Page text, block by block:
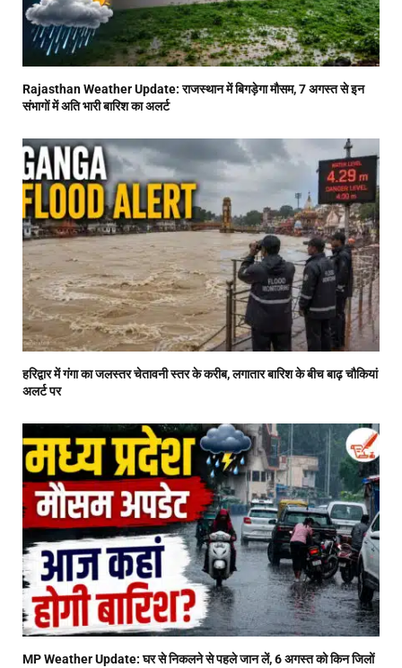
Rajasthan Weather Update: राजस्थान में बिगड़ेगा मौसम, 7 अगस्त से इन
संभागों में अति भारी बारिश का अलर्ट
हरिद्वार में गंगा का जलस्तर चेतावनी स्तर के करीब, लगातार बारिश के बीच बाढ़ चौकियां
अलर्ट पर
MP Weather Update: घर से निकलने से पहले जान लें, 6 अगस्त को किन जिलों